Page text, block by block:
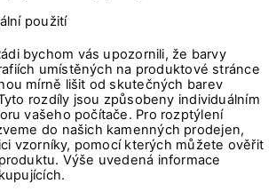
použití
bychom vás upozornili, že barvy
umístěných na produktové stránce
mírně lišit od skutečných barev
rozdíly jsou způsobeny individuálním
vašeho počítače. Pro rozptýlení
do našich kamenných prodejen,
vzorníky, pomocí kterých můžete ověřit
Výše uvedená informace